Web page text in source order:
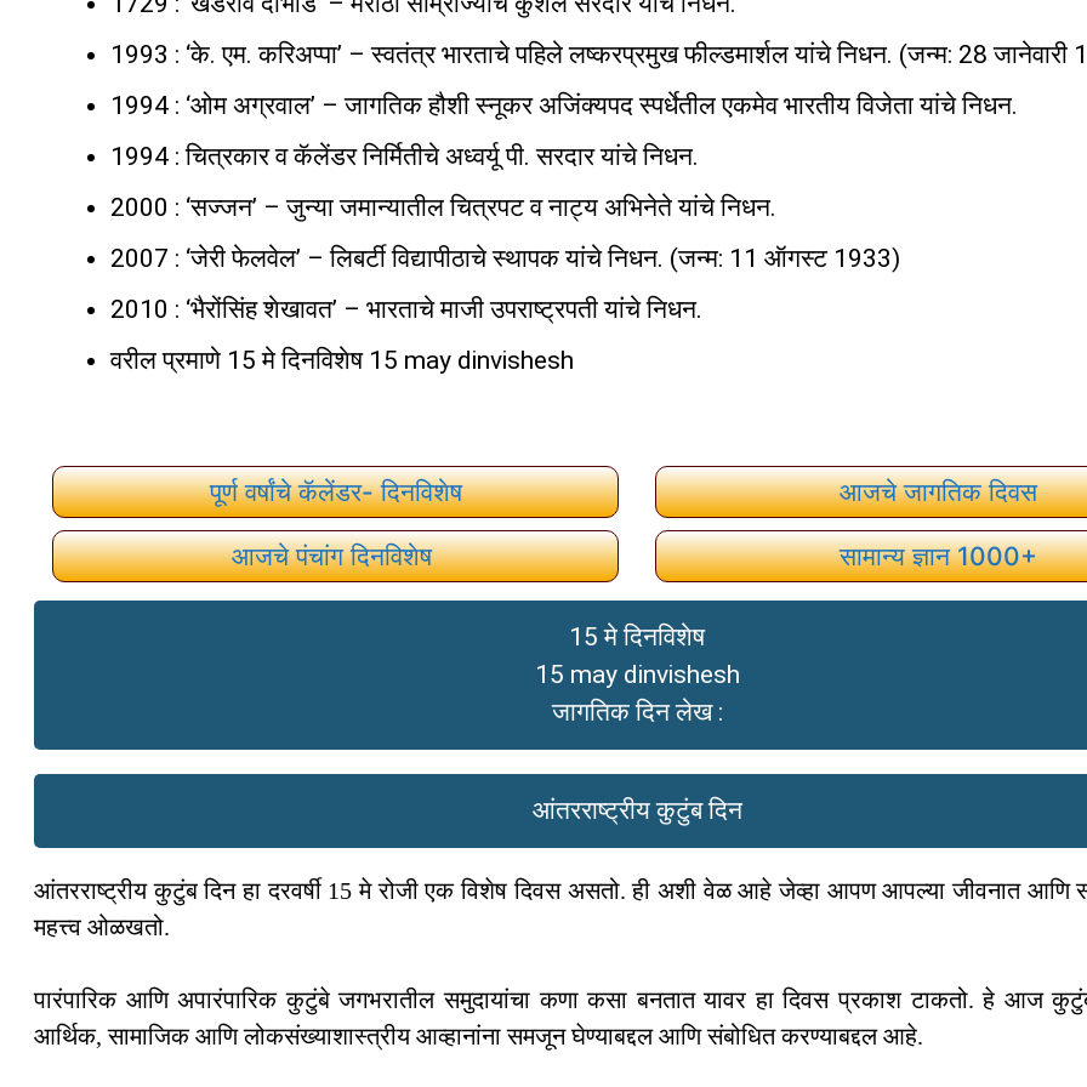
1993 : ‘के. एम. करिअप्पा’ – स्वतंत्र भारताचे पहिले लष्करप्रमुख फील्डमार्शल यांचे निधन. (जन्म: 28 जानेवारी
1994 : ‘ओम अग्रवाल’ – जागतिक हौशी स्‍नूकर अजिंक्यपद स्पर्धेतील एकमेव भारतीय विजेता यांचे निधन.
1994 : चित्रकार व कॅलेंडर निर्मितीचे अध्वर्यू पी. सरदार यांचे निधन.
2000 : ‘सज्जन’ – जुन्या जमान्यातील चित्रपट व नाट्य अभिनेते यांचे निधन.
2007 : ‘जेरी फेलवेल’ – लिबर्टी विद्यापीठाचे स्थापक यांचे निधन. (जन्म: 11 ऑगस्ट 1933)
2010 : ‘भैरोंसिंह शेखावत’ – भारताचे माजी उपराष्ट्रपती यांचे निधन.
वरील प्रमाणे 15 मे दिनविशेष 15 may dinvishesh
पूर्ण वर्षांचे कॅलेंडर- दिनविशेष
आजचे पंचांग दिनविशेष
आजचे जागतिक दिवस
सामान्य ज्ञान 1000+
15 मे दिनविशेष
15 may dinvishesh
जागतिक दिन लेख :
आंतरराष्ट्रीय कुटुंब दिन
आंतरराष्ट्रीय कुटुंब दिन हा दरवर्षी 15 मे रोजी एक विशेष दिवस असतो. ही अशी वेळ आहे जेव्हा आपण आपल्या जीवनात आणि
महत्त्व ओळखतो.
पारंपारिक आणि अपारंपारिक कुटुंबे जगभरातील समुदायांचा कणा कसा बनतात यावर हा दिवस प्रकाश टाकतो. हे आज
आर्थिक, सामाजिक आणि लोकसंख्याशास्त्रीय आव्हानांना समजून घेण्याबद्दल आणि संबोधित करण्याबद्दल आहे.